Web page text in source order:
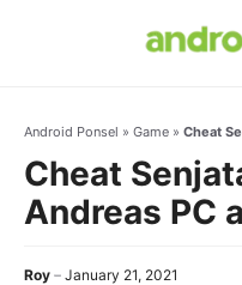
Android Ponsel » Game » Cheat
Cheat
Andreas PC
Roy January 21, 2021